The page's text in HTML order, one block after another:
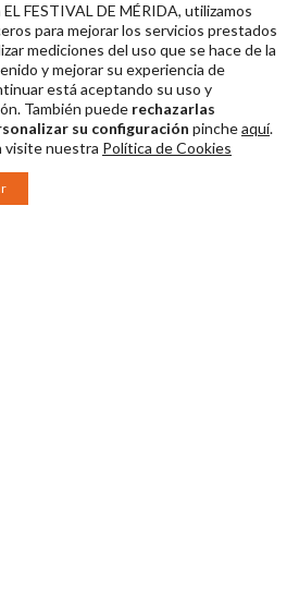
en alta
Estreno
Descargar en alta
FESTIVAL DE MÉRIDA, utilizamos
para mejorar los servicios prestados
mediciones del uso que se hace de la
y mejorar su experiencia de
está aceptando su uso y
También puede rechazarlas
su configuración pincheaquí.
visite nuestra Política de Cookies